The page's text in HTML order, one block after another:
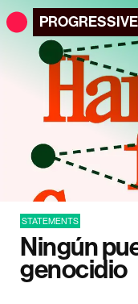
PROGRESSIVE
STATEMENTS
Ningún
genocidio